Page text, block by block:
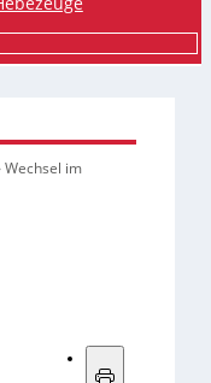
Wechsel im